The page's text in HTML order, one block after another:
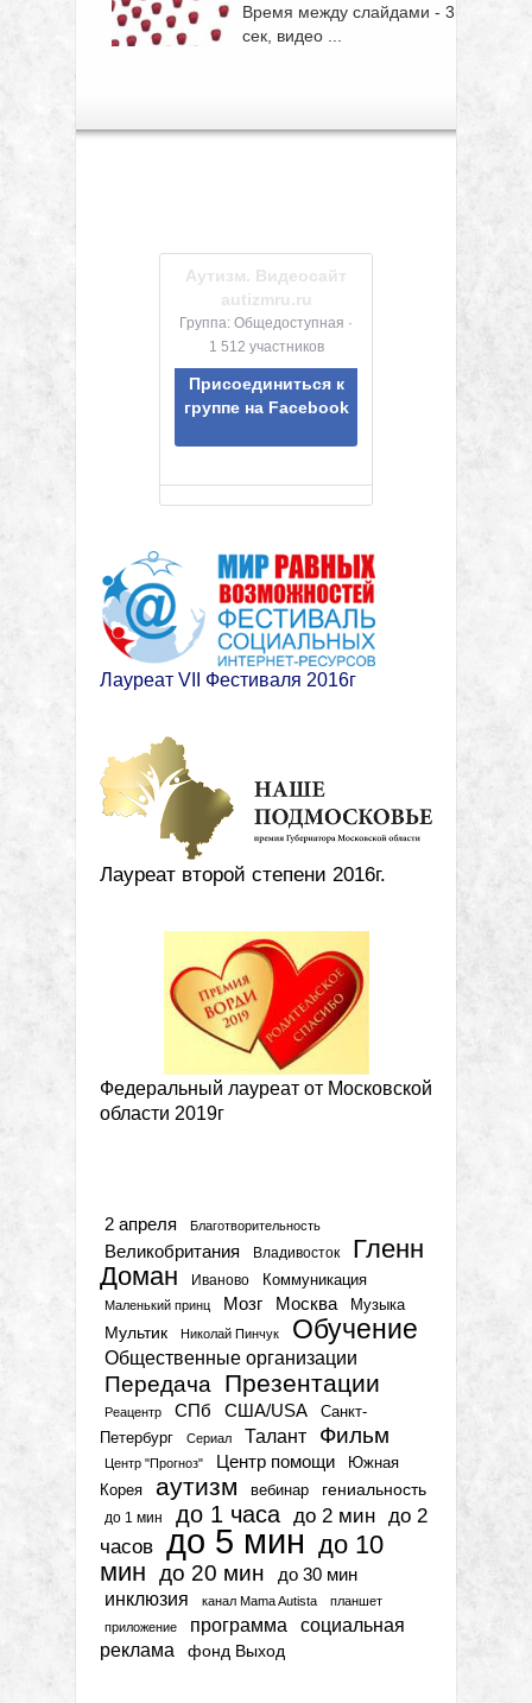
Время между слайдами - 3
сек, видео ...
Аутизм. Видеосайт
autizmru.ru
Группа: Общедоступная ·
1 512 участников
Присоединиться к
группе на Facebook
Лауреат VII Фестиваля 2016г
Лауреат второй степени 2016г.
Федеральный лауреат от Московской
области 2019г
2 апреля Благотворительность
Великобритания Владивосток
Гленн
Доман
Иваново Коммуникация
Маленький принц Мозг Москва Музыка
Мультик Николай Пинчук Обучение
Общественные организации
Передача Презентации
Реацентр СПб США/USA
Санкт-
Петербург
Сериал Талант Фильм
Центр "Прогноз" Центр помощи
Южная
Корея
аутизм вебинар гениальность
до 1 мин до 1 часа до 2 мин до 2
часов до 5 мин до 10
мин до 20 мин до 30 мин
инклюзия канал Mama Autista
планшет
приложение
программа
социальная
реклама
фонд Выход